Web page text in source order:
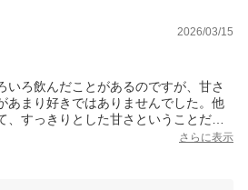
2026/03/15
いろ飲んだことがあるのですが、甘さ
あまり好きではありませんでした。他
すっきりとした甘さということだっ
。「こういうことか！」と。すごく美
たくなりました。
さらに表示